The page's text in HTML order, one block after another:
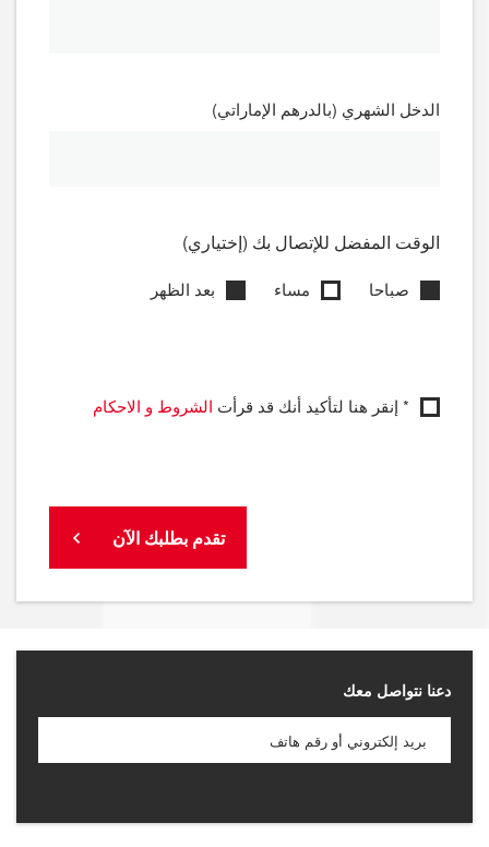
الدخل الشهري (بالدرهم الإماراتي)
الوقت المفضل للإتصال بك (إختياري)
صباحا مساء بعد الظهر
* إنقر هنا لتأكيد أنك قد قرأت الشروط و الاحكام
تقدم بطلبك الآن
دعنا نتواصل معك